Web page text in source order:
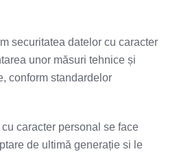
securitatea datelor cu caracter
unor măsuri tehnice și
conform standardelor
caracter personal se face
de ultimă generație si le